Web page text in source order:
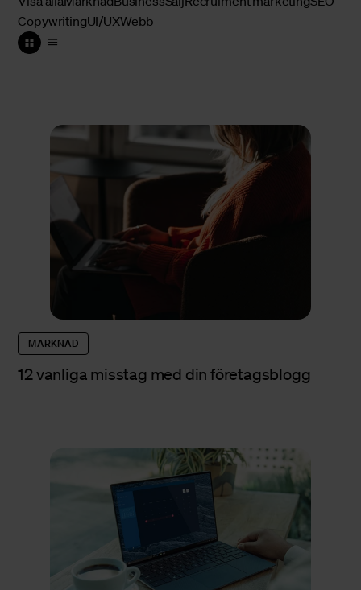
CopywritingUI/UXWebb
MARKNAD
12 vanliga misstag med din företagsblogg